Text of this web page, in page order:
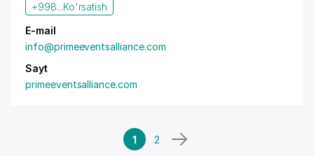
+998...Ko'rsatish
E-mail
info@primeeventsalliance.com
Sayt
primeeventsalliance.com
1 2